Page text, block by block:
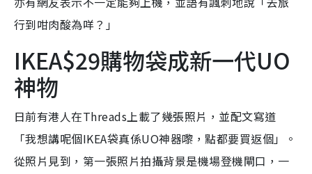
行到咁肉酸為咩？」
IKEA$29購物袋成新一代UO
神物
日前有港人在Threads上載了幾張照片，並配文寫道
「我想講呢個IKEA袋真係UO神器嚟，點都要買返個」。
從照片見到，第一張照片拍攝背景是機場登機閘口，一